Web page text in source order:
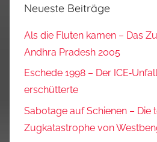
Neueste Beiträge
Als die Fluten kamen – Das
Andhra Pradesh 2005
Eschede 1998 – Der
erschütterte
Sabotage auf Schienen – Die
Zugkatastrophe von